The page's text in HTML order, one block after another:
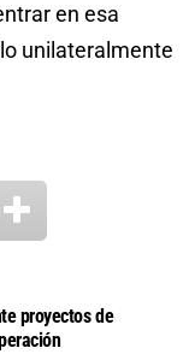
en esa
unilateralmente
proyectos de